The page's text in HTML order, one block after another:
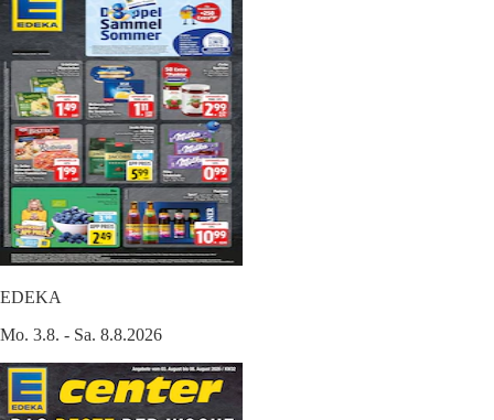
EDEKA
Mo. 3.8. - Sa. 8.8.2026